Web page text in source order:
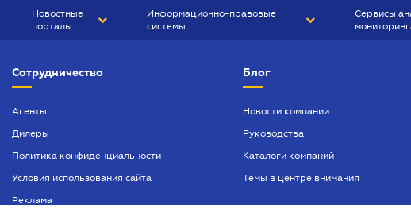
Новостные
порталы
БИЗНЕС
Информационно-правовые
системы
БУХГАЛТЕР ПРОФ
ЮРИСТ ПРОФ
Сервисы
Сотрудничество
Агенты
Дилеры
Политика конфиденциальности
Условия использования сайта
Реклама
Блог
Новости компании
Руководства
Каталоги компаний
Темы в центре внимания